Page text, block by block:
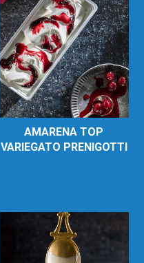
AMARENA TOP
VARIEGATO PRENIGOTTI